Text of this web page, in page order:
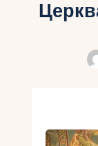
Типи Турів
Інфо